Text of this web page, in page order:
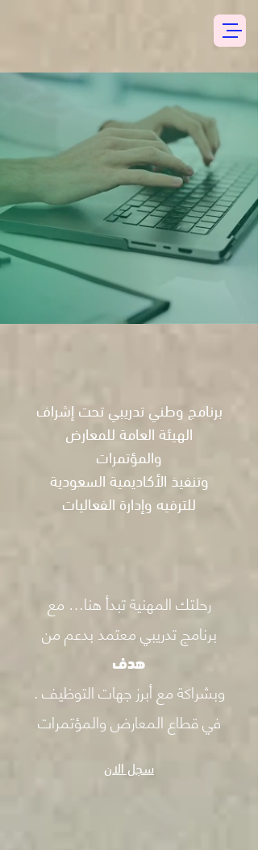
برنامج وطني تدريبي تحت إشراف
الهيئة العامة للمعارض
والمؤتمرات
وتنفيذ الأكاديمية السعودية
للترفيه وإدارة الفعاليات
رحلتك المهنية تبدأ هنا… مع
برنامج تدريبي معتمد بدعم من
هدف
. وبشراكة مع أبرز جهات التوظيف
في قطاع المعارض والمؤتمرات
سجل الان